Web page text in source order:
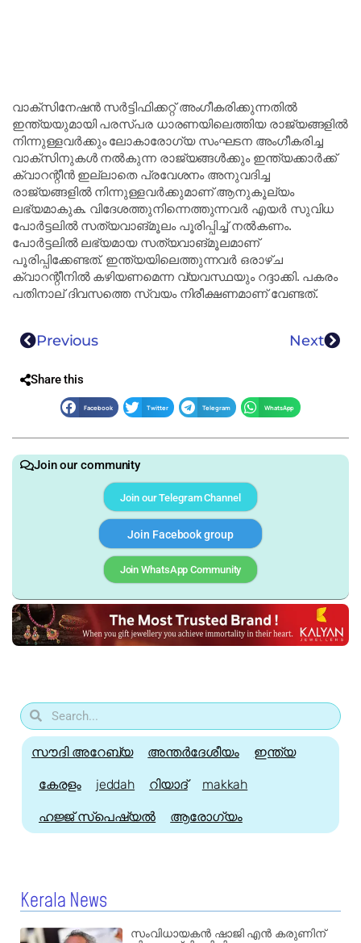
വാക്‌സിനേഷൻ സർട്ടിഫിക്കറ്റ് അംഗീകരിക്കുന്നതിൽ
ഇന്ത്യയുമായി പരസ്പര ധാരണയിലെത്തിയ രാജ്യങ്ങളിൽ
നിന്നുള്ളവർക്കും ലോകാരോഗ്യ സംഘടന അംഗീകരിച്ച
വാക്‌സിനുകൾ നൽകുന്ന രാജ്യങ്ങൾക്കും ഇന്ത്യക്കാർക്ക്
ക്വാറന്റീൻ ഇല്ലാതെ പ്രവേശനം അനുവദിച്ച
രാജ്യങ്ങളിൽ നിന്നുള്ളവർക്കുമാണ് ആനുകൂല്യം
ലഭ്യമാകുക. വിദേശത്തുനിന്നെത്തുന്നവർ എയർ സുവിധ
പോർട്ടലിൽ സത്യവാങ്മൂലം പൂരിപ്പിച്ച് നൽകണം.
പോർട്ടലിൽ ലഭ്യമായ സത്യവാങ്മൂലമാണ്
പൂരിപ്പിക്കേണ്ടത്. ഇന്ത്യയിലെത്തുന്നവർ ഒരാഴ്ച
ക്വാറന്റീനിൽ കഴിയണമെന്ന വ്യവസ്ഥയും റദ്ദാക്കി. പകരം
പതിനാല് ദിവസത്തെ സ്വയം നിരീക്ഷണമാണ് വേണ്ടത്.
Previous Next
Share this
Facebook Twitter Telegram WhatsApp
Join our community
Join our Telegram Channel
Join Facebook group
Join WhatsApp Community
സൗദി അറേബ്യ അന്തർദേശീയം ഇന്ത്യ
കേരളം jeddah റിയാദ് makkah
ഹജ്ജ്‌ സ്പെഷ്യൽ ആരോഗ്യം
Kerala News
സംവിധായകൻ ഷാജി എൻ കരുണിന്